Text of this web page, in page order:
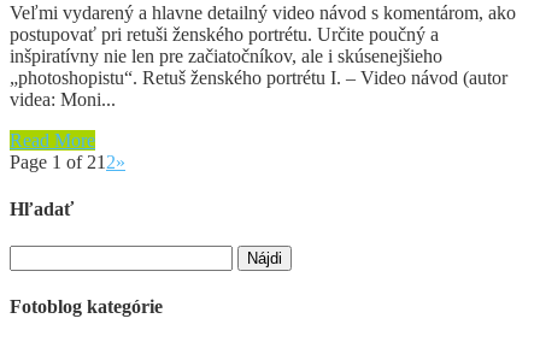
Veľmi vydarený a hlavne detailný video návod s komentárom, ako
postupovať pri retuši ženského portrétu. Určite poučný a
inšpiratívny nie len pre začiatočníkov, ale i skúsenejšieho
„photoshopistu“. Retuš ženského portrétu I. – Video návod (autor
videa: Moni...
Read More
Page 1 of 21 2»
Hľadať
Fotoblog kategórie